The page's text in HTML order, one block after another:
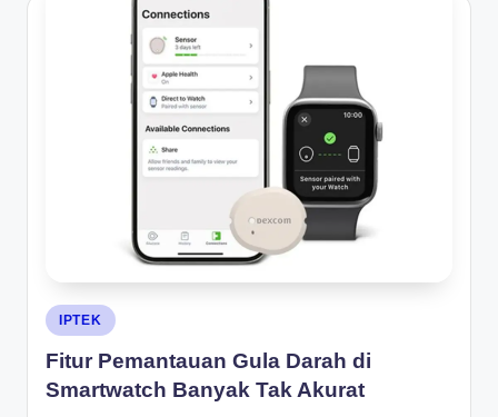
Posted
in
IPTEK
Fitur Pemantauan Gula Darah di
Smartwatch Banyak Tak Akurat